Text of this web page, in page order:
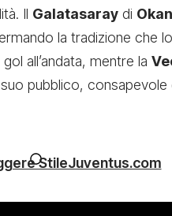
Il Galatasaray di
la tradizione che
all’andata, mentre la
pubblico,
StileJuventus.com